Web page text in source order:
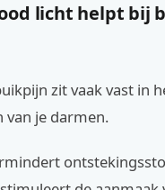
licht helpt bij
zit vaak vast in
van je darmen.